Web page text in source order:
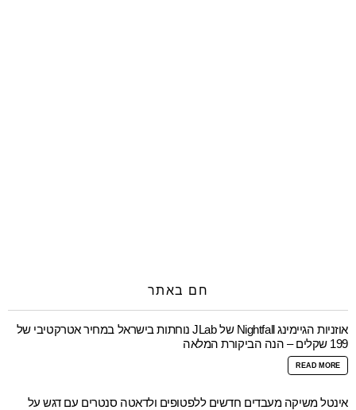
חם באתר
אוזניות הגיימינג Nightfall של JLab נוחתות בישראל במחיר אטרקטיבי של
199 שקלים – הנה הביקורת המלאה
READ MORE
אינטל משיקה מעבדים חדשים ללפטופים ולדאטה סנטרים עם דגש על